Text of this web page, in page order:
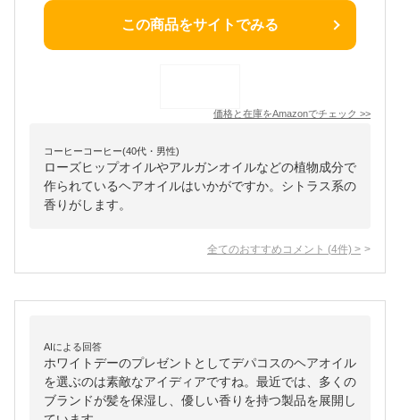
この商品をサイトでみる
価格と在庫をAmazonでチェック >>
コーヒーコーヒー(40代・男性)
ローズヒップオイルやアルガンオイルなどの植物成分で
作られているヘアオイルはいかがですか。シトラス系の
香りがします。
全てのおすすめコメント (4件) >
AIによる回答
ホワイトデーのプレゼントとしてデパコスのヘアオイル
を選ぶのは素敵なアイディアですね。最近では、多くの
ブランドが髪を保湿し、優しい香りを持つ製品を展開し